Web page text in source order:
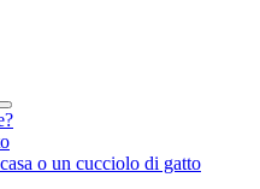
o un cucciolo di gatto